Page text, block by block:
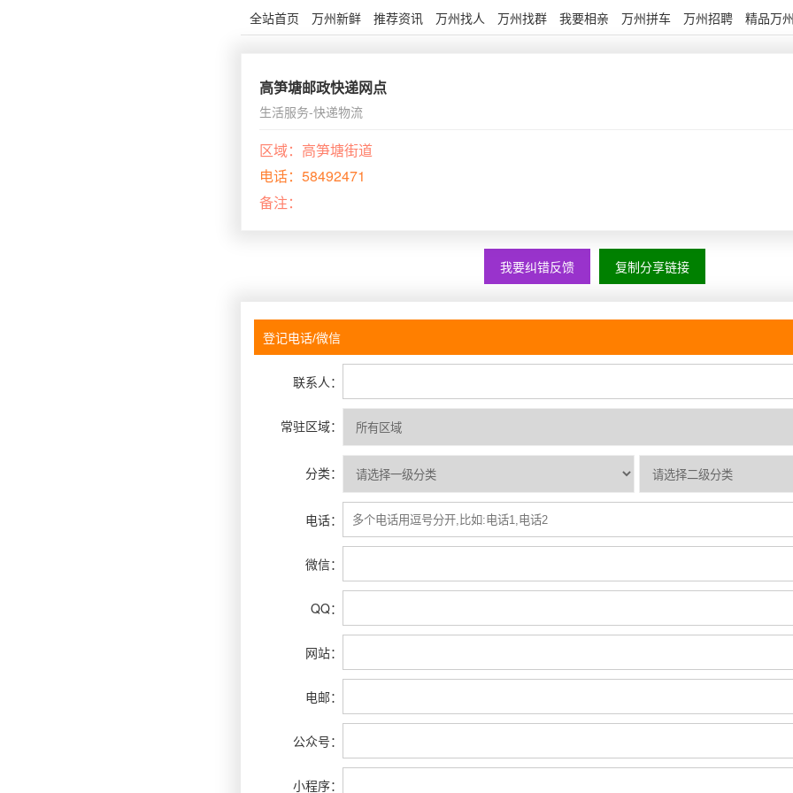
全站首页 万州新鲜 推荐资讯 万州找人 万州找群 我要相亲 万州拼车 万州招聘 精品万
高笋塘邮政快递网点
生活服务-快递物流
区域： 高笋塘街道
电话： 58492471
备注：
我要纠错反馈 复制分享链接
联系人：
常驻区域：
分类：
电话：
微信：
QQ：
网站：
电邮：
公众号：
小程序：